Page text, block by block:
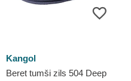
Kangol
Beret tumši zils 504 Deep